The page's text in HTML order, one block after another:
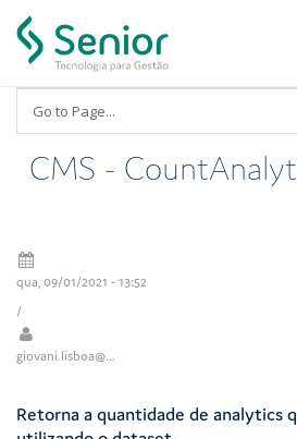
Pular para o conteúdo principal
CMS -
qua, 09/01/2021 - 13:52
/
giovani.lisboa@...
Retorna a quantidade de analytics